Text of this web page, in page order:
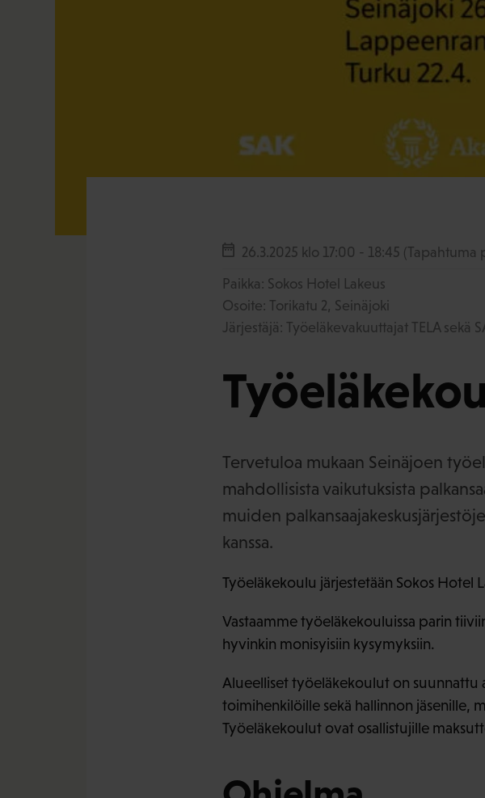
26.3.2025 klo 17:00 - 18:45 (Tapahtuma
Paikka: Sokos Hotel Lakeus
Osoite: Torikatu 2, Seinäjoki
Järjestäjä: Työeläkevakuuttajat TELA sekä
Tervetuloa mukaan Seinäjoen
mahdollisista vaikutuksista
muiden
kanssa.
Työeläkekoulu järjestetään Sokos Hotel
Vastaamme työeläkekouluissa parin
hyvinkin monisyisiin kysymyksiin.
Alueelliset työeläkekoulut on
toimihenkilöille sekä hallinnon jäsenille,
Työeläkekoulut ovat osallistujille